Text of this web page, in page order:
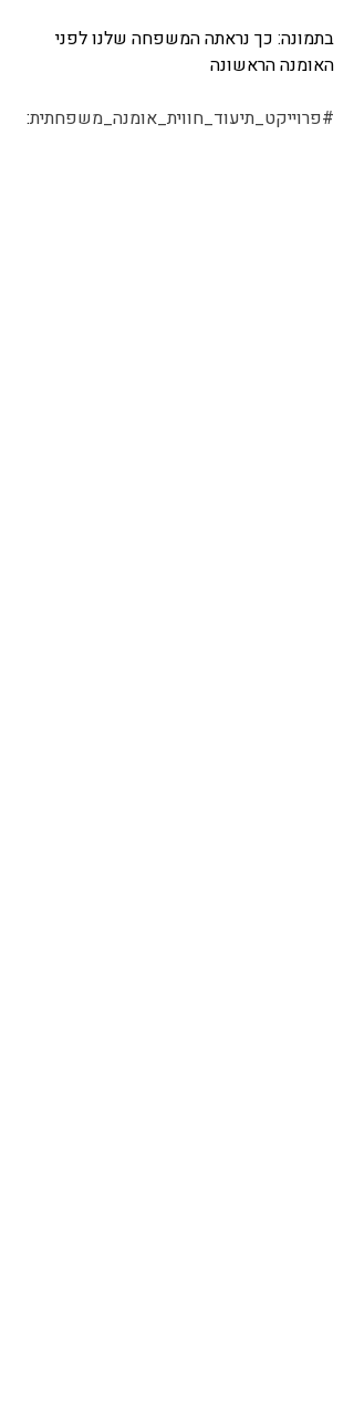
בתמונה: כך נראתה המשפחה שלנו לפני
האומנה הראשונה
#פרוייקט_תיעוד_חווית_אומנה_משפחתית: